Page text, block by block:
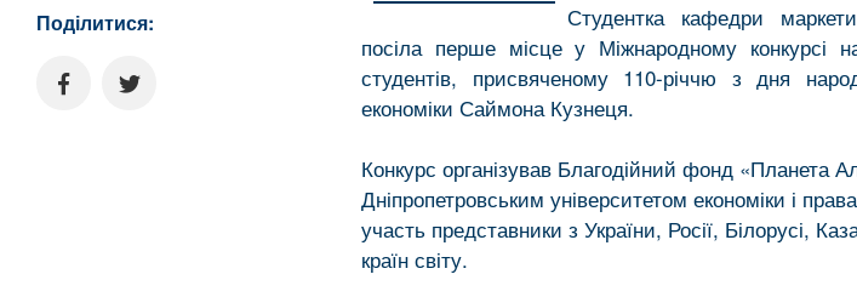
Поділитися:
Студентка кафедри
посіла перше місце у Міжнародному конкурсі
студентів, присвяченому 110-річчю з дня
економіки Саймона Кузнеця.
Конкурс організував Благодійний фонд «Планета
Дніпропетровським університетом економіки і
участь представники з України, Росії, Білорусі,
країн світу.